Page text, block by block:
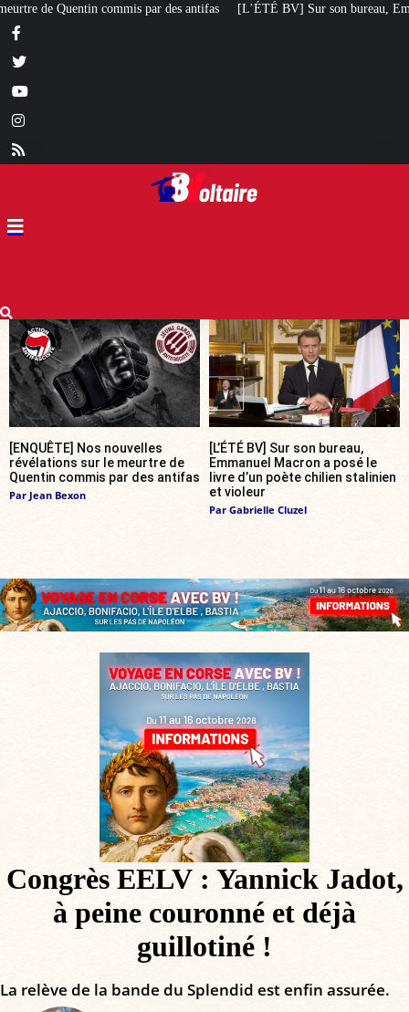
[L’ÉTÉ BV] Sur son bureau, Emmanuel Macron a posé le livre
[ENQUÊTE] Nos nouvelles
révélations sur le meurtre de
Quentin commis par des antifas
Par Jean Bexon
[L’ÉTÉ BV] Sur son bureau,
Emmanuel Macron a posé le
livre d’un poète chilien stalinien
et violeur
Par Gabrielle Cluzel
Congrès EELV : Yannick Jadot,
à peine couronné et déjà
guillotiné !
La relève de la bande du Splendid est enfin assurée.